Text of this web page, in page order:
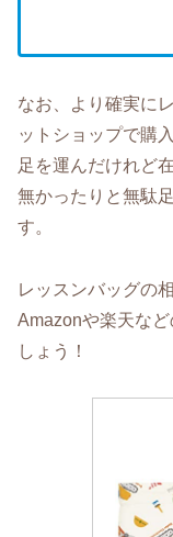
なお、より確実に
ットショップで購
足を運んだけれど
無かったりと無駄
す。
レッスンバッグの
Amazonや楽天な
しょう！